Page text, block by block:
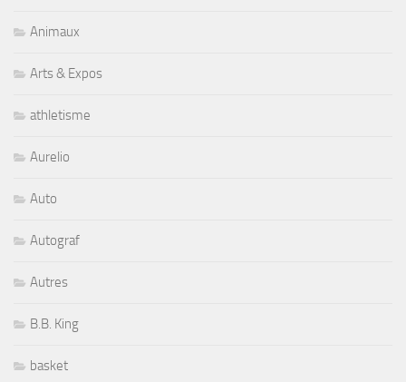
Animaux
Arts & Expos
athletisme
Aurelio
Auto
Autograf
Autres
B.B. King
basket